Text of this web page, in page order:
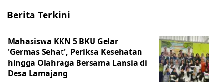
Berita Terkini
Mahasiswa KKN 5 BKU Gelar
'Germas Sehat', Periksa Kesehatan
hingga Olahraga Bersama Lansia di
Desa Lamajang